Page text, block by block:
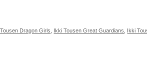
Dragon Girls Ikki Tousen Great Guardians Ikki